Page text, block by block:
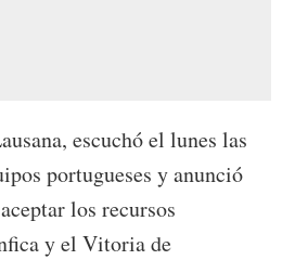
escuchó el lunes las
portugueses y anunció
los recursos
y el Vitoria de